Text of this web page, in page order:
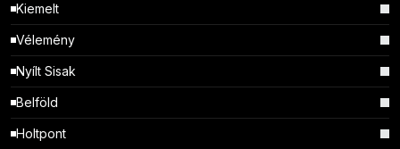
Kiemelt
Vélemény
Nyílt Sisak
Belföld
Holtpont